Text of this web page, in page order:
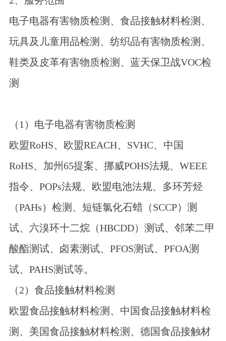
电子电器有害物质检测、食品接触材料检测、
玩具及儿童用品检测、纺织品有害物质检测、
鞋类及皮革有害物质检测、蓝天保卫战VOC检
测
（1）电子电器有害物质检测
欧盟RoHS、欧盟REACH、SVHC、中国
RoHS、加州65提案、挪威POHS法规、WEEE
指令、POPs法规、欧盟电池法规、多环芳烃
（PAHs）检测、短链氯化石蜡（SCCP）测
试、六溴环十二烷（HBCDD）测试、邻苯二甲
酸酯测试、卤素测试、PFOS测试、PFOA测
试、PAHS测试等。
（2）食品接触材料检测
欧盟食品接触材料检测、中国食品接触材料检
测、美国食品接触材料检测、德国食品接触材